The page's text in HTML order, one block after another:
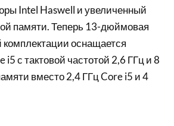
Intel Haswell и увеличенный
памяти. Теперь 13-дюймовая
комплектации оснащается
i5 с тактовой частотой 2,6 ГГц и 8
вместо 2,4 ГГц Core i5 и 4